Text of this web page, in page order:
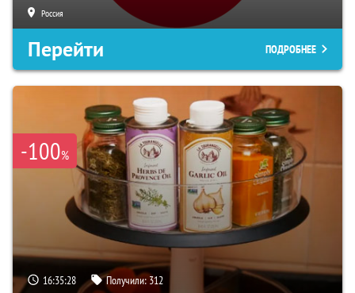
Россия
Перейти ПОДРОБНЕЕ
-100%
16:35:26 Получили: 312